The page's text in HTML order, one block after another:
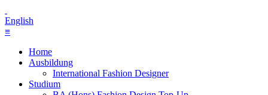
English
≡
Home
Ausbildung
International Fashion Designer
Studium